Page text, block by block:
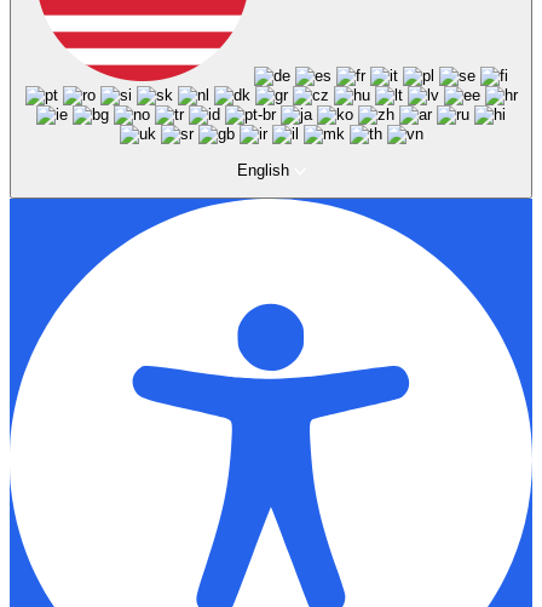
English